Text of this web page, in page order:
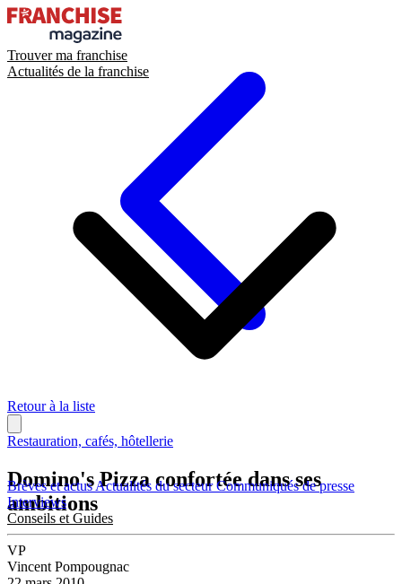
Trouver ma franchise
Actualités de la franchise
Brèves et actusActualités du secteurCommuniqués de presse
Interviews
Conseils et Guides
Retour à la liste
Restauration, cafés, hôtellerie
Domino's Pizza confortée dans ses
ambitions
VP
Vincent Pompougnac